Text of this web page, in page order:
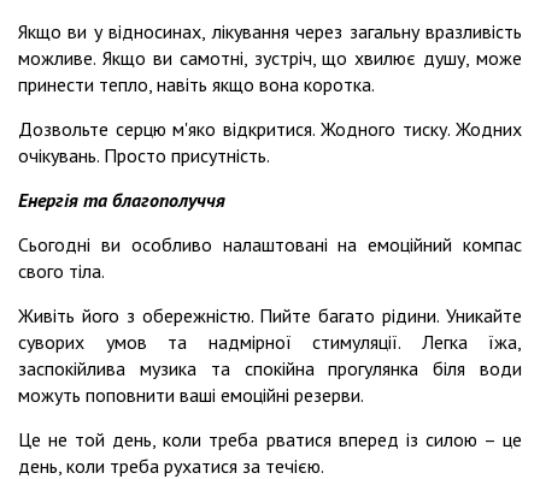
Якщо ви у відносинах, лікування через загальну вразливість
можливе. Якщо ви самотні, зустріч, що хвилює душу, може
принести тепло, навіть якщо вона коротка.
Дозвольте серцю м'яко відкритися. Жодного тиску. Жодних
очікувань. Просто присутність.
Енергія та благополуччя
Сьогодні ви особливо налаштовані на емоційний компас
свого тіла.
Живіть його з обережністю. Пийте багато рідини. Уникайте
суворих умов та надмірної стимуляції. Легка їжа,
заспокійлива музика та спокійна прогулянка біля води
можуть поповнити ваші емоційні резерви.
Це не той день, коли треба рватися вперед із силою – це
день, коли треба рухатися за течією.